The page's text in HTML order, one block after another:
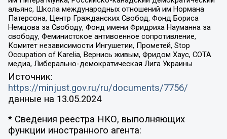
альянс, Школа международных отношений им Нормана
Патерсона, Центр Гражданских Свобод, Фонд Бориса
Немцова за Свободу, Фонд имени Фридриха Науманна за
свободу, Феминистское антивоенное сопротивление,
Комитет независимости Ингушетии, Прометей, Stop
Occupation of Karelia, Вернись живым, Фридом Хаус, СОТА
медиа, Либерально-демократическая Лига Украины
Источник:
https://minjust.gov.ru/ru/documents/7756/
данные на 13.05.2024
* Сведения реестра НКО, выполняющих
функции иностранного агента: